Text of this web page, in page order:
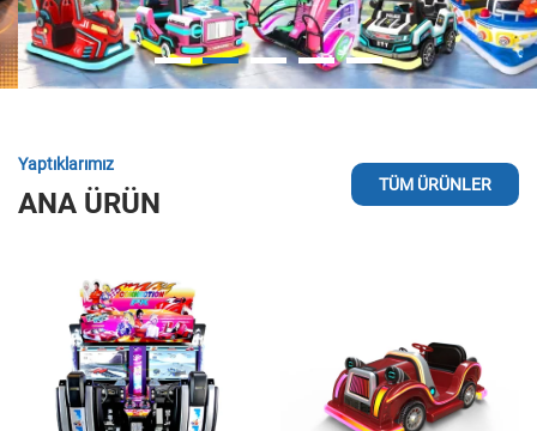
Yaptıklarımız
ANA ÜRÜN
TÜM ÜRÜNLER